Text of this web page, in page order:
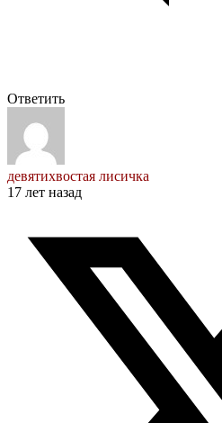
Ответить
девятихвостая лисичка
17 лет назад